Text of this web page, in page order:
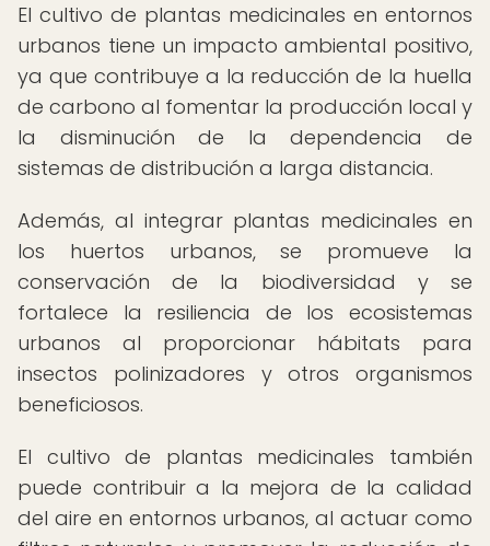
El cultivo de plantas medicinales en entornos
urbanos tiene un impacto ambiental positivo,
ya que contribuye a la reducción de la huella
de carbono al fomentar la producción local y
la disminución de la dependencia de
sistemas de distribución a larga distancia.
Además, al integrar plantas medicinales en
los huertos urbanos, se promueve la
conservación de la biodiversidad y se
fortalece la resiliencia de los ecosistemas
urbanos al proporcionar hábitats para
insectos polinizadores y otros organismos
beneficiosos.
El cultivo de plantas medicinales también
puede contribuir a la mejora de la calidad
del aire en entornos urbanos, al actuar como